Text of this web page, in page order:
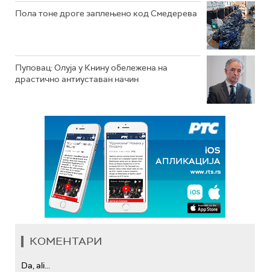
Пола тоне дроге заплењено код Смедерева
Пуповац: Олуја у Книну обележена на
драстично антиуставан начин
КОМЕНТАРИ
Da, ali...